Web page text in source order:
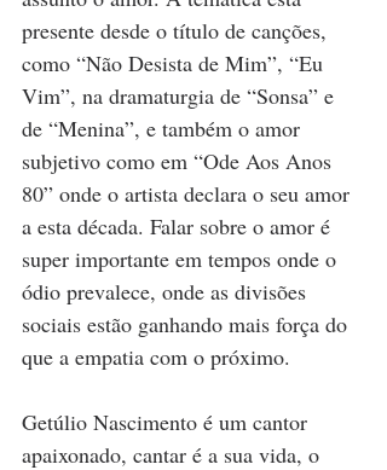
presente desde o título de canções,
como “Não Desista de Mim”, “Eu
Vim”, na dramaturgia de “Sonsa” e
de “Menina”, e também o amor
subjetivo como em “Ode Aos Anos
80” onde o artista declara o seu amor
a esta década. Falar sobre o amor é
super importante em tempos onde o
ódio prevalece, onde as divisões
sociais estão ganhando mais força do
que a empatia com o próximo.
Getúlio Nascimento é um cantor
apaixonado, cantar é a sua vida, o